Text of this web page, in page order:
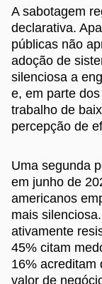
A sabotagem
declarativa.
públicas não
adoção de
silenciosa a
e, em parte
trabalho de
percepção de
Uma segunda
em junho de
americanos
mais
ativamente
45% citam
16% acreditam
valor de